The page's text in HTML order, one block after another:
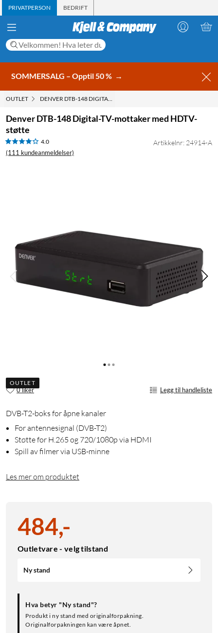
PRIVATPERSON BEDRIFT
SOMMERSALG – Opptil 50 % →
OUTLET DENVER DTB-148 DIGITAL-TV-MOTTAKER MED HDTV-STØTTE
Denver DTB-148 Digital-TV-mottaker med HDTV-
støtte
4.0
(111 kundeanmeldelser)
Artikkelnr: 24914-A
OUTLET
0 liker Legg til handleliste
DVB-T2-boks for åpne kanaler
For antennesignal (DVB-T2)
Støtte for H.265 og 720/1080p via HDMI
Spill av filmer via USB-minne
Les mer om produktet
484,-
Outletvare - velg tilstand
Ny stand
Hva betyr "Ny stand"?
Produkt i ny stand med originalforpakning.
Originalforpakningen kan være åpnet.